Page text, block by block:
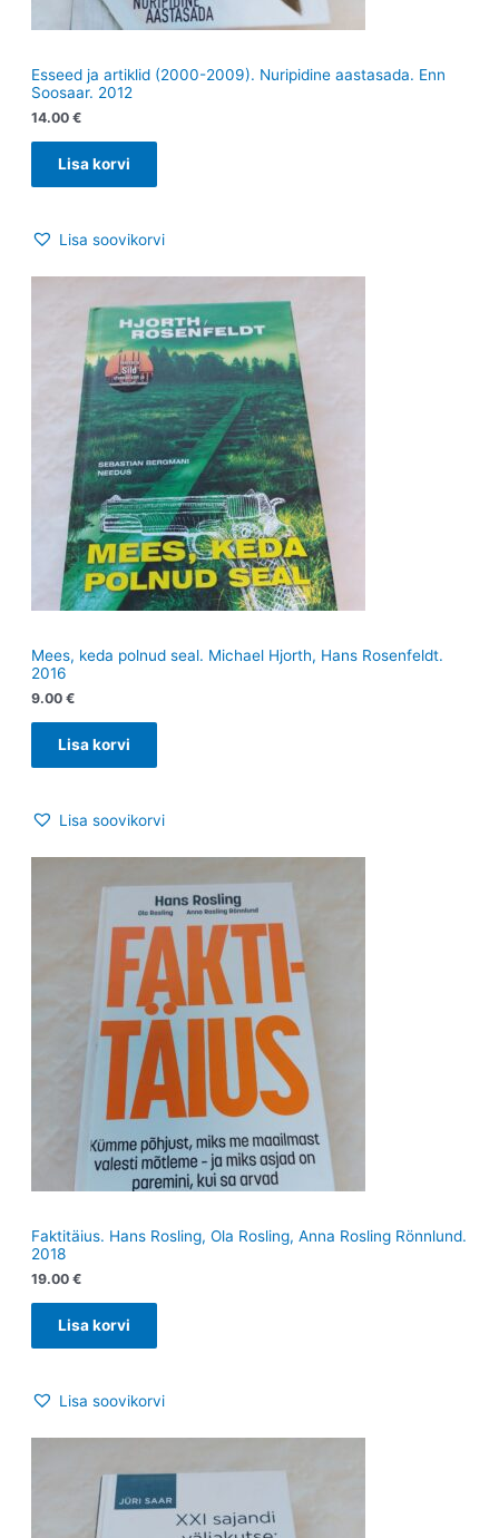
Esseed ja artiklid (2000-2009). Nuripidine aastasada. Enn
Soosaar. 2012
14.00 €
Lisa korvi
Lisa soovikorvi
Mees, keda polnud seal. Michael Hjorth, Hans Rosenfeldt.
2016
9.00 €
Lisa korvi
Lisa soovikorvi
Faktitäius. Hans Rosling, Ola Rosling, Anna Rosling Rönnlund.
2018
19.00 €
Lisa korvi
Lisa soovikorvi